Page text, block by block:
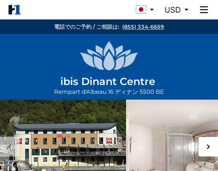
USD
電話でのご予約 / ご相談は: (855) 334-6659
ibis Dinant Centre
Rempart d'Albeau 16 ディナン 5500 BE